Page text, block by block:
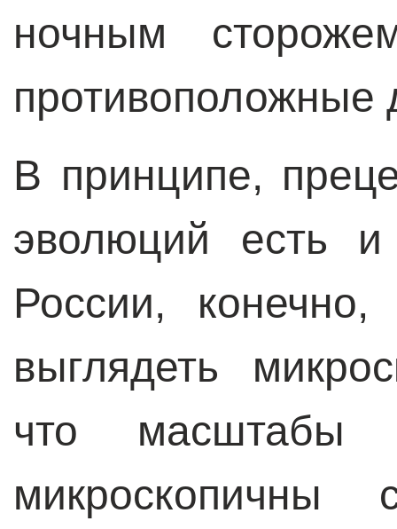
ночным
противоположные
В принципе,
эволюций есть
России,
выглядеть
что масштабы